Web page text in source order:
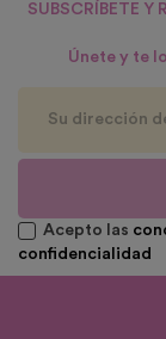
SUBSCRÍBETE Y
Únete y te
Acepto las
confidencialidad